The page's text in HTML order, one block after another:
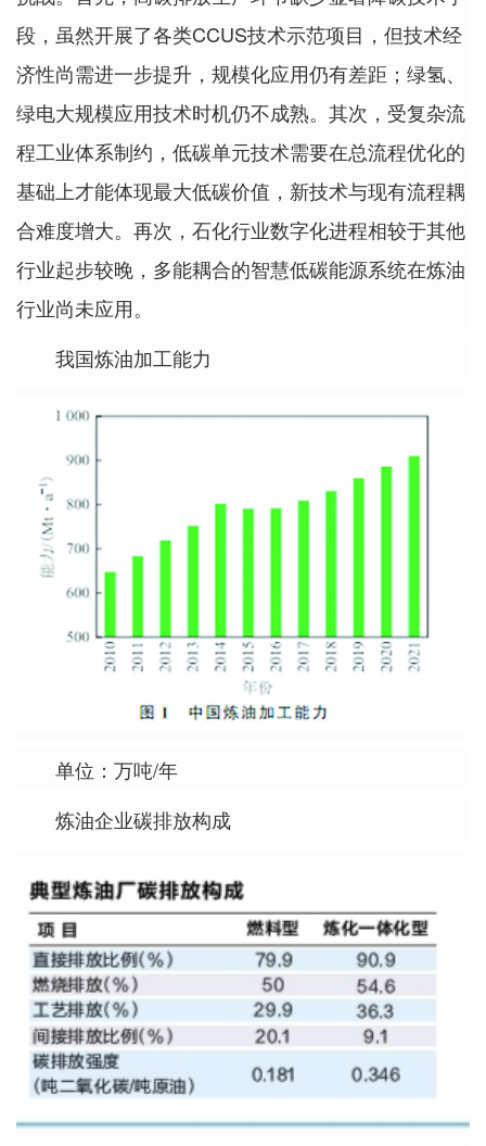
段，虽然开展了各类CCUS技术示范项目，但技术经
济性尚需进一步提升，规模化应用仍有差距；绿氢、
绿电大规模应用技术时机仍不成熟。其次，受复杂流
程工业体系制约，低碳单元技术需要在总流程优化的
基础上才能体现最大低碳价值，新技术与现有流程耦
合难度增大。再次，石化行业数字化进程相较于其他
行业起步较晚，多能耦合的智慧低碳能源系统在炼油
行业尚未应用。
我国炼油加工能力
单位：万吨/年
炼油企业碳排放构成